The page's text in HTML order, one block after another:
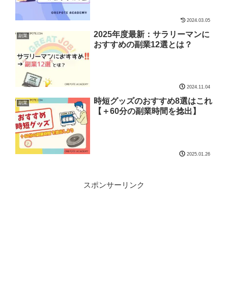
2024.03.05
副業
2025年度最新：サラリーマンに
おすすめの副業12選とは？
2024.11.04
副業
時短グッズのおすすめ8選はこれ
【＋60分の副業時間を捻出】
2025.01.26
スポンサーリンク